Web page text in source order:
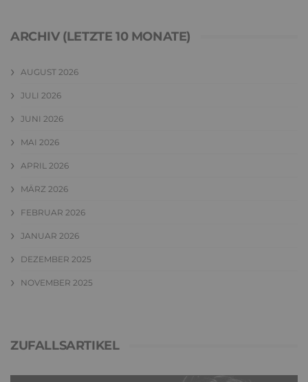
ARCHIV (LETZTE 10 MONATE)
AUGUST 2026
JULI 2026
JUNI 2026
MAI 2026
APRIL 2026
MÄRZ 2026
FEBRUAR 2026
JANUAR 2026
DEZEMBER 2025
NOVEMBER 2025
ZUFALLSARTIKEL